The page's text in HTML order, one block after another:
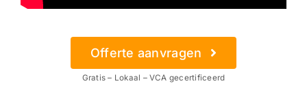
Offerte aanvragen
Gratis – Lokaal – VCA gecertificeerd